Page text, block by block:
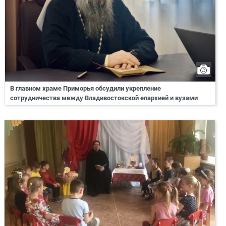
В главном храме Приморья обсудили укрепление
сотрудничества между Владивостокской епархией и вузами